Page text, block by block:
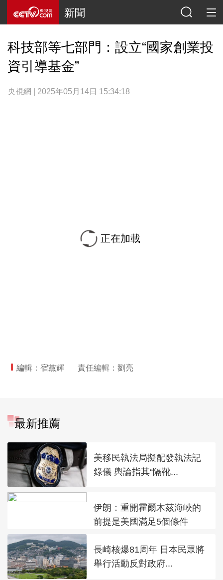
新聞
科技部等七部門：設立“國家創業投
資引導基金”
央視網 | 2025年05月14日 15:34:18
正在加載
編輯：宿黨輝 責任編輯：劉亮
最新推薦
美移民執法局擬配發執法記
錄儀 輿論指其“隔靴...
伊朗：重開霍爾木茲海峽的
前提是美國滿足5個條件
長崎核爆81周年 日本民眾將
舉行活動反對政府...